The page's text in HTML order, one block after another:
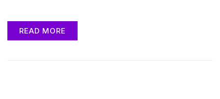
READ MORE